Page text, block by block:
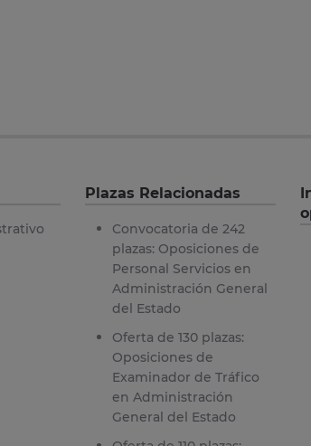
Plazas Relacionadas
Convocatoria de 242
plazas: Oposiciones de
Personal Servicios en
Administración General
del Estado
Oferta de 130 plazas:
Oposiciones de
Examinador de Tráfico
en Administración
General del Estado